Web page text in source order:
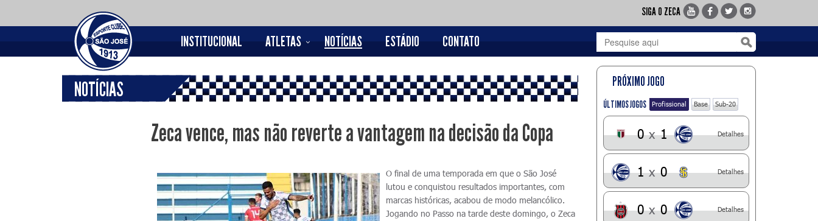
SIGA O ZECA
INSTITUCIONAL ATLETAS NOTÍCIAS ESTÁDIO CONTATO
NOTÍCIAS
Zeca vence, mas não reverte a vantagem na decisão da Copa
O final de uma temporada em que o São José
lutou e conquistou resultados importantes, com
marcas históricas, acabou de modo melancólico.
Jogando no Passo na tarde deste domingo, o Zeca
PRÓXIMO JOGO
ÚLTIMOS JOGOS Profissional Base Sub-20
0 x 1 Detalhes
1 x 0 Detalhes
0 x 0 Detalhes